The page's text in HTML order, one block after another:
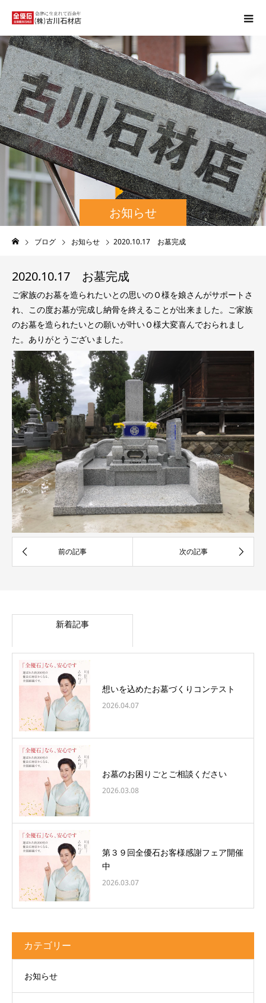
お知らせ
ブログ お知らせ 2020.10.17 お墓完成
2020.10.17 お墓完成
ご家族のお墓を造られたいとの思いのＯ様を娘さんがサポートさ
れ、この度お墓が完成し納骨を終えることが出来ました。ご家族
のお墓を造られたいとの願いが叶いＯ様大変喜んでおられまし
た。ありがとうございました。
新着記事
想いを込めたお墓づくりコンテスト
2026.04.07
お墓のお困りごとご相談ください
2026.03.08
第３９回全優石お客様感謝フェア開催
中
2026.03.07
カテゴリー
お知らせ